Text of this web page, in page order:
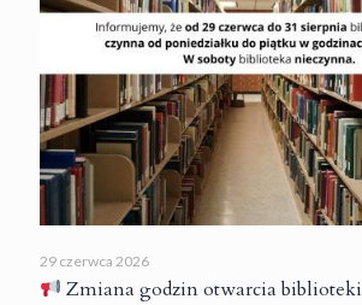
29 czerwca 2026
Zmiana godzin otwarcia biblioteki